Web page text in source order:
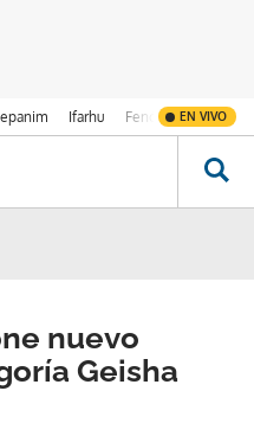
Ifarhu Fenómeno de El
EN VIVO
nuevo
Geisha